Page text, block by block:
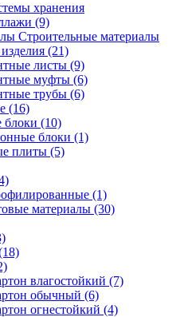
хранения
(9)
Строительные материалы
(21)
листы (9)
муфты (6)
трубы (6)
(16)
блоки (10)
блоки (1)
плиты (5)
(1)
материалы (30)
влагостойкий (7)
обычный (6)
огнестойкий (4)